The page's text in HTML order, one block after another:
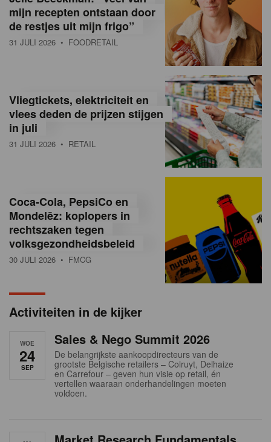
n
B
e
g
ë
e
a
n
mijn recepten ontstaan door
de restjes uit mijn frigo”
31 JULI 2026 • FOODRETAIL
Vliegtickets, elektriciteit en
vlees deden de prijzen stijgen
in juli
31 JULI 2026 • RETAIL
Coca-Cola, PepsiCo en
Mondelēz: koplopers in
rechtszaken tegen
volksgezondheidsbeleid
30 JULI 2026 • FMCG
Activiteiten in de kijker
WOE
24
SEP
Sales & Nego Summit 2026
De belangrijkste aankoopdirecteurs van de
grootste Belgische retailers – Colruyt, Delhaize
en Carrefour – geven hun visie op retail, én
vertellen waaraan onderhandelingen moeten
voldoen.